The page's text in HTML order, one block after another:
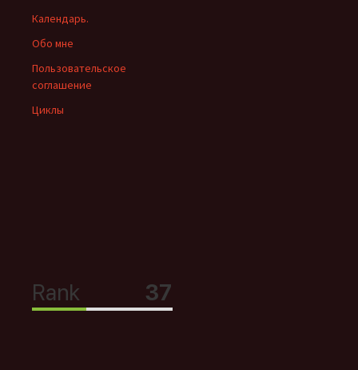
Календарь.
Обо мне
Пользовательское
соглашение
Циклы